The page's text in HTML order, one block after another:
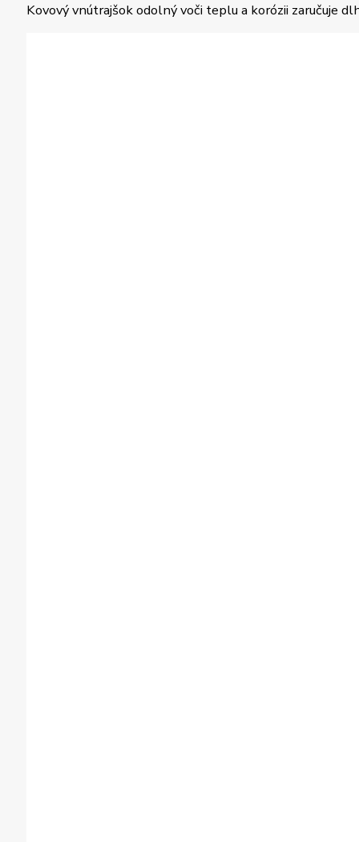
Kovový vnútrajšok odolný voči teplu a korózii zaručuje